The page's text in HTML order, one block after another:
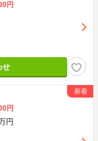
円
せ
円
円